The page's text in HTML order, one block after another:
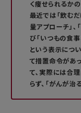
く痩せられるか
最近では「飲む
量アプローチ」、
び「いつもの食
という表示につ
て措置命令があ
て、実際には合
らず、「がんが